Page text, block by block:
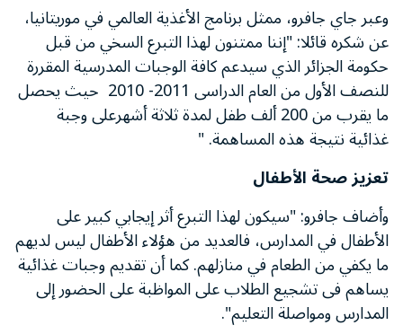
وعبر جاي جافرو، ممثل برنامج الأغذية العالمي في موريتانيا،
عن شكره قائلا: "إننا ممتنون لهذا التبرع السخي من قبل
حكومة الجزائر الذي سيدعم كافة الوجبات المدرسية المقررة
للنصف الأول من العام الدراسى 2011- 2010 حيث يحصل
ما يقرب من 200 ألف طفل لمدة ثلاثة أشهرعلى وجبة
غذائية نتيجة هذه المساهمة. "
تعزيز صحة الأطفال
وأضاف جافرو: "سيكون لهذا التبرع أثر إيجابي كبير على
الأطفال في المدارس، فالعديد من هؤلاء الأطفال ليس لديهم
ما يكفي من الطعام في منازلهم. كما أن تقديم وجبات غذائية
يساهم فى تشجيع الطلاب على المواظبة على الحضور إلى
المدارس ومواصلة التعليم".